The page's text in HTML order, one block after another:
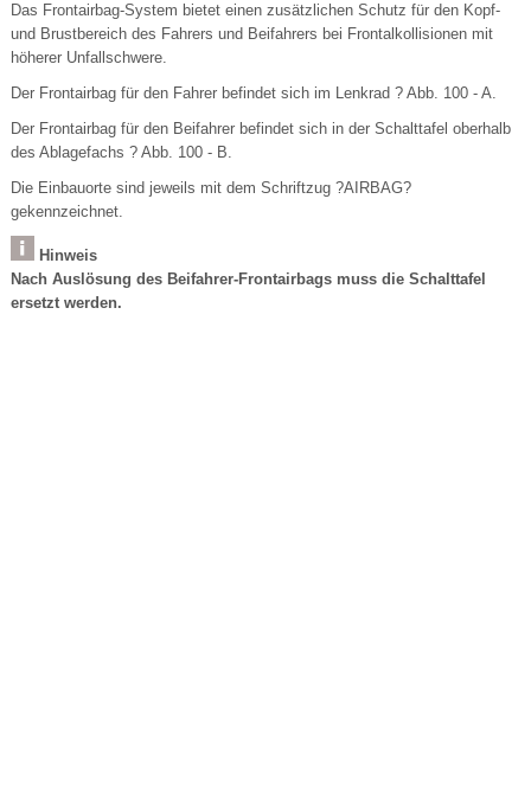
Das Frontairbag-System bietet einen zusätzlichen Schutz für den Kopf-
und Brustbereich des Fahrers und Beifahrers bei Frontalkollisionen mit
höherer Unfallschwere.
Der Frontairbag für den Fahrer befindet sich im Lenkrad ? Abb. 100 - A.
Der Frontairbag für den Beifahrer befindet sich in der Schalttafel oberhalb
des Ablagefachs ? Abb. 100 - B.
Die Einbauorte sind jeweils mit dem Schriftzug ?AIRBAG?
gekennzeichnet.
Hinweis
Nach Auslösung des Beifahrer-Frontairbags muss die Schalttafel
ersetzt werden.